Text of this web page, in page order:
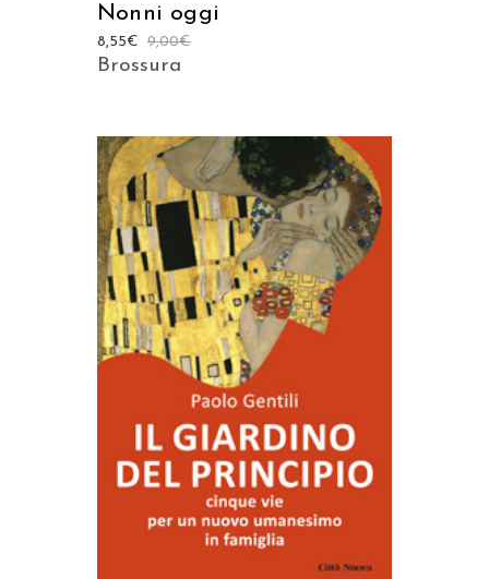
Nonni oggi
9,00€
8,55€
Brossura
AGGIUNGI AL CARRELLO